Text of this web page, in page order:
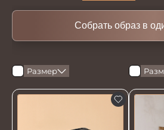
Собрать образ в
Размер